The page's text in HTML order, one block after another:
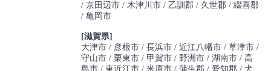
京田辺市 木津川市 乙訓郡 久世郡 綴喜郡
亀岡市
[滋賀県]
大津市 彦根市 長浜市 近江八幡市 草津市
守山市 栗東市 甲賀市 野洲市 湖南市 高
島市 東近江市 米原市 蒲生郡 愛知郡 犬